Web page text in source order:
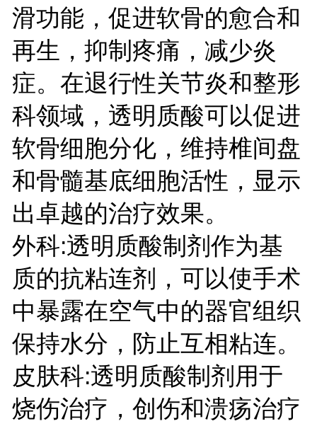
滑功能，促进软骨的愈合和
再生，抑制疼痛，减少炎
症。在退行性关节炎和整形
科领域，透明质酸可以促进
软骨细胞分化，维持椎间盘
和骨髓基底细胞活性，显示
出卓越的治疗效果。
外科:透明质酸制剂作为基
质的抗粘连剂，可以使手术
中暴露在空气中的器官组织
保持水分，防止互相粘连。
皮肤科:透明质酸制剂用于
烧伤治疗，创伤和溃疡治疗